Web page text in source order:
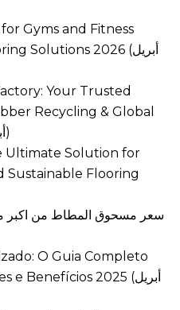
Gyms and Fitness
Solutions 2026 (أبريل
Your Trusted
Recycling & Global
(أبريل 17, 2025)
Ultimate Solution for
Sustainable Flooring
سعر مسحوق المطاط من اكبر
O Guia Completo
e Benefícios 2025 (أبريل